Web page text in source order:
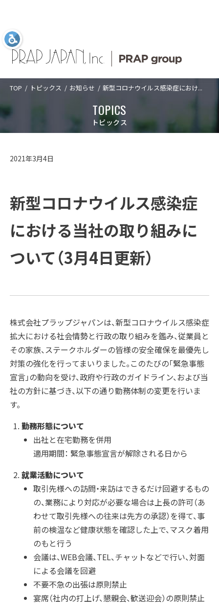
ABOUT US
プラップジャパン
について
パンの特長
ご支援の進め
例
SERVICES
サービス
COMPANY
企業情報
役員紹介
会社概要
プラップグル
プラップジャ
パンの書籍
受賞歴
TOPICS
新着情報
Language 日本語
プラップジャパンについて
プラップジャパンの特長
ご支援の進め方と主な活動例
業種
課題
ソリューション
SEMINARS
COMPANY
企業情報
企業情報
経営理念
ダイバーシティ宣言
役員紹介
プラップグループ
アクセス
沿革
コーポレートガバナンス
プラップジャパンの書籍
受賞歴
TOPICS 新着情報
PRAP PR JOURNAL
海外事業
IDPR
SUSTAINABILITY
IR
Contact
TOP トピックス お知らせ 新型コロナウイルス感染症におけ...
TOPICS
トピックス
2021年3月4日
新型コロナウイルス感染症
における当社の取り組みに
ついて（3月4日更新）
株式会社プラップジャパンは、新型コロナウイルス感染症
拡大における社会情勢と行政の取り組みを鑑み、従業員と
その家族、ステークホルダーの皆様の安全確保を最優先し
対策の強化を行ってまいりました。このたびの「緊急事態
宣言」の動向を受け、政府や行政のガイドライン、および当
社の方針に基づき、以下の通り勤務体制の変更を行いま
す。
勤務形態について
出社と在宅勤務を併用
適用期間： 緊急事態宣言が解除される日から
就業活動について
取引先様への訪問・来訪はできるだけ回避するもの
の、業務により対応が必要な場合は上長の許可（あ
わせて取引先様への往来は先方の承認）を得て、事
前の検温など健康状態を確認した上で、マスク着用
のもと行う
会議は、WEB会議、TEL、チャットなどで行い、対面
による会議を回避
不要不急の出張は原則禁止
宴席（社内の打上げ、懇親会、歓送迎会）の原則禁止